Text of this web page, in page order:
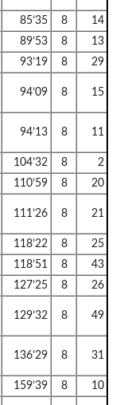
85’35 8
14
89’53 8
13
93’19 8 29
94’09 8 15
94’13 8 11
104’32 8
2
110’59 8 20
111’26 8 21
118’22 8
25
118’51 8
43
127’25 8 26
129’32 8 49
136’29 8 31
159’39 8 10